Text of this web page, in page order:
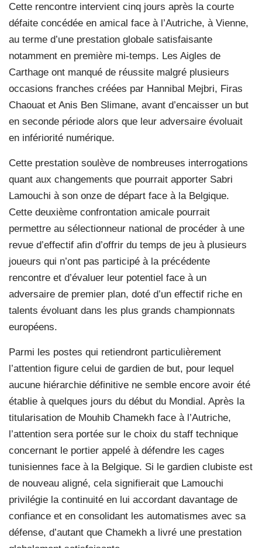
Cette rencontre intervient cinq jours après la courte
défaite concédée en amical face à l’Autriche, à Vienne,
au terme d’une prestation globale satisfaisante
notamment en première mi-temps. Les Aigles de
Carthage ont manqué de réussite malgré plusieurs
occasions franches créées par Hannibal Mejbri, Firas
Chaouat et Anis Ben Slimane, avant d’encaisser un but
en seconde période alors que leur adversaire évoluait
en infériorité numérique.
Cette prestation soulève de nombreuses interrogations
quant aux changements que pourrait apporter Sabri
Lamouchi à son onze de départ face à la Belgique.
Cette deuxième confrontation amicale pourrait
permettre au sélectionneur national de procéder à une
revue d’effectif afin d’offrir du temps de jeu à plusieurs
joueurs qui n’ont pas participé à la précédente
rencontre et d’évaluer leur potentiel face à un
adversaire de premier plan, doté d’un effectif riche en
talents évoluant dans les plus grands championnats
européens.
Parmi les postes qui retiendront particulièrement
l’attention figure celui de gardien de but, pour lequel
aucune hiérarchie définitive ne semble encore avoir été
établie à quelques jours du début du Mondial. Après la
titularisation de Mouhib Chamekh face à l’Autriche,
l’attention sera portée sur le choix du staff technique
concernant le portier appelé à défendre les cages
tunisiennes face à la Belgique. Si le gardien clubiste est
de nouveau aligné, cela signifierait que Lamouchi
privilégie la continuité en lui accordant davantage de
confiance et en consolidant les automatismes avec sa
défense, d’autant que Chamekh a livré une prestation